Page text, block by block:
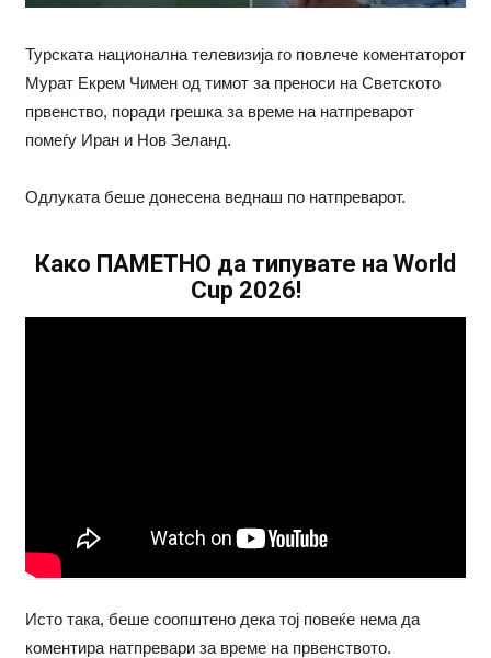
Турската национална телевизија го повлече коментаторот
Мурат Екрем Чимен од тимот за преноси на Светското
првенство, поради грешка за време на натпреварот
помеѓу Иран и Нов Зеланд.
Одлуката беше донесена веднаш по натпреварот.
Како ПАМЕТНО да типувате на World
Cup 2026!
Исто така, беше соопштено дека тој повеќе нема да
коментира натпревари за време на првенството.